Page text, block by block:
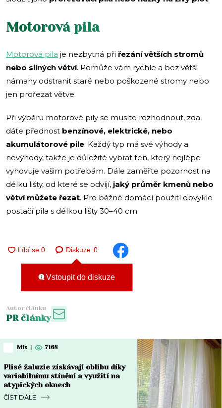
Motorová pila
Motorová pila je nezbytná při řezání větších stromů
nebo silných větví. Pomůže vám rychle a bez větší
námahy odstranit staré nebo poškozené stromy nebo
jen prořezat větve.
Při výběru motorové pily se musíte rozhodnout, zda
dáte přednost benzínové, elektrické, nebo
akumulátorové pile. Každý typ má své výhody a
nevýhody, takže je důležité vybrat ten, který nejlépe
vyhovuje vašim potřebám. Dále zaměřte pozornost na
délku lišty, od které se odvíjí, jaký průměr kmenů nebo
větví můžete řezat. Pro běžné domácí použití obvykle
postačí pila s délkou lišty 30–40 cm.
Diskuze 0
Vstoupit do diskuze
Autor článku
PR články
Mix 7168
Plisé žaluzie získávají oblibu díky
variabilnímu stínění a využití na
atypických oknech
ČÍST DÁLE